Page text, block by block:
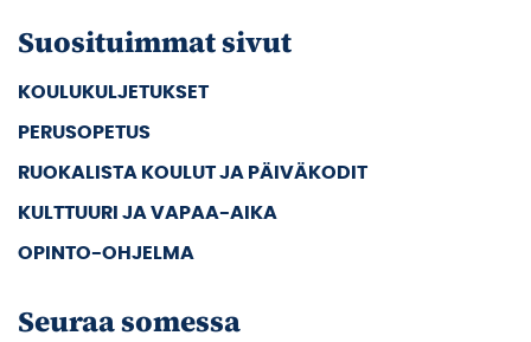
Suosituimmat sivut
KOULUKULJETUKSET
PERUSOPETUS
RUOKALISTA KOULUT JA PÄIVÄKODIT
KULTTUURI JA VAPAA-AIKA
OPINTO-OHJELMA
Seuraa somessa